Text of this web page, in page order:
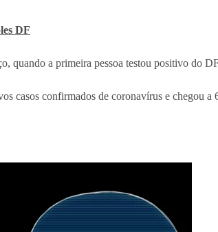
DF
quando a primeira pessoa testou positivo do
casos confirmados de coronavírus e chegou